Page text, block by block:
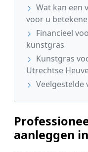
Wat kan een
voor u
Financieel
kunstgras
Kunstgras
Utrechtse
Veelgestelde
aanleggen